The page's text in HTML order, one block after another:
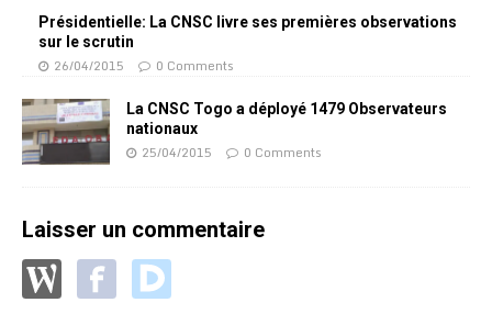
Présidentielle: La CNSC livre ses premières observations
sur le scrutin
26/04/2015 0 Comments
La CNSC Togo a déployé 1479 Observateurs
nationaux
25/04/2015 0 Comments
Laisser un commentaire